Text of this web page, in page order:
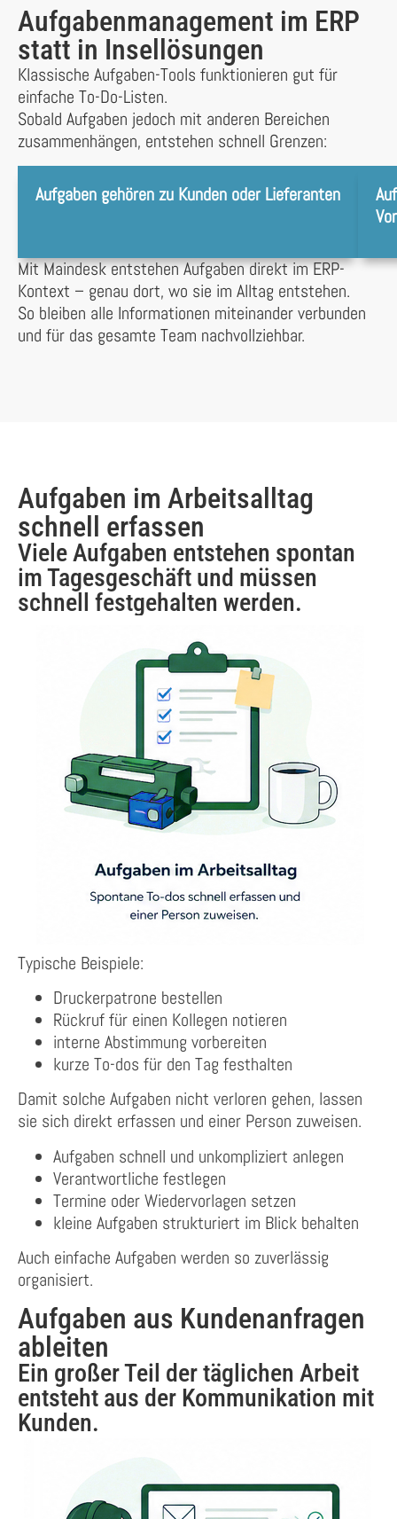
Aufgabenmanagement im ERP
statt in Insellösungen
Klassische Aufgaben-Tools funktionieren gut für
einfache To-Do-Listen.
Sobald Aufgaben jedoch mit anderen Bereichen
zusammenhängen, entstehen schnell Grenzen:
Aufgaben gehören zu Kunden oder Lieferanten
Mit Maindesk entstehen Aufgaben direkt im ERP-
Kontext – genau dort, wo sie im Alltag entstehen.
So bleiben alle Informationen miteinander verbunden
und für das gesamte Team nachvollziehbar.
Aufgaben im Arbeitsalltag
schnell erfassen
Viele Aufgaben entstehen spontan
im Tagesgeschäft und müssen
schnell festgehalten werden.
Typische Beispiele:
Druckerpatrone bestellen
Rückruf für einen Kollegen notieren
interne Abstimmung vorbereiten
kurze To-dos für den Tag festhalten
Damit solche Aufgaben nicht verloren gehen, lassen
sie sich direkt erfassen und einer Person zuweisen.
Aufgaben schnell und unkompliziert anlegen
Verantwortliche festlegen
Termine oder Wiedervorlagen setzen
kleine Aufgaben strukturiert im Blick behalten
Auch einfache Aufgaben werden so zuverlässig
organisiert.
Aufgaben aus Kundenanfragen
ableiten
Ein großer Teil der täglichen Arbeit
entsteht aus der Kommunikation mit
Kunden.